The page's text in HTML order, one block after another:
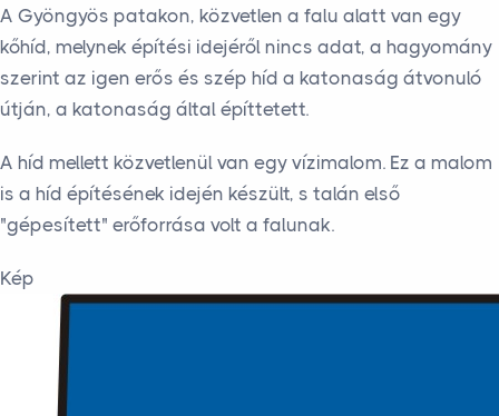
A Gyöngyös patakon, közvetlen a falu alatt van egy
kőhíd, melynek építési idejéről nincs adat, a hagyomány
szerint az igen erős és szép híd a katonaság átvonuló
útján, a katonaság által építtetett.
A híd mellett közvetlenül van egy vízimalom. Ez a malom
is a híd építésének idején készült, s talán első
"gépesített" erőforrása volt a falunak.
Kép